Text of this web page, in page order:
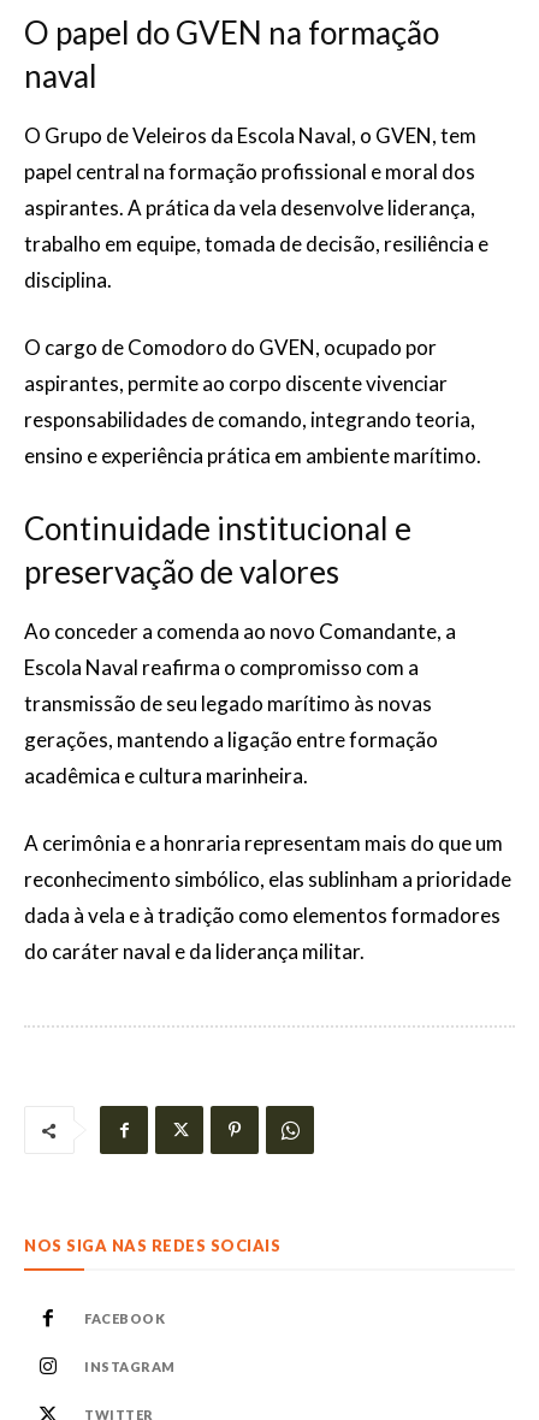
O papel do GVEN na formação
naval
O Grupo de Veleiros da Escola Naval, o GVEN, tem
papel central na formação profissional e moral dos
aspirantes. A prática da vela desenvolve liderança,
trabalho em equipe, tomada de decisão, resiliência e
disciplina.
O cargo de Comodoro do GVEN, ocupado por
aspirantes, permite ao corpo discente vivenciar
responsabilidades de comando, integrando teoria,
ensino e experiência prática em ambiente marítimo.
Continuidade institucional e
preservação de valores
Ao conceder a comenda ao novo Comandante, a
Escola Naval reafirma o compromisso com a
transmissão de seu legado marítimo às novas
gerações, mantendo a ligação entre formação
acadêmica e cultura marinheira.
A cerimônia e a honraria representam mais do que um
reconhecimento simbólico, elas sublinham a prioridade
dada à vela e à tradição como elementos formadores
do caráter naval e da liderança militar.
NOS SIGA NAS REDES SOCIAIS
FACEBOOK
INSTAGRAM
TWITTER